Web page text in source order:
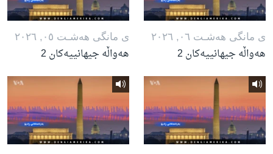
ی مانگی هه‌شـت ٠٦, ٢٠٢٦
هەواڵە جیهانییەکان 2
ی مانگی هه‌شـت ٠٥, ٢٠٢٦
هەواڵە جیهانییەکان 2